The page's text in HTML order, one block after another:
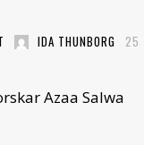
IDA THUNBORG
25
Azaa Salwa